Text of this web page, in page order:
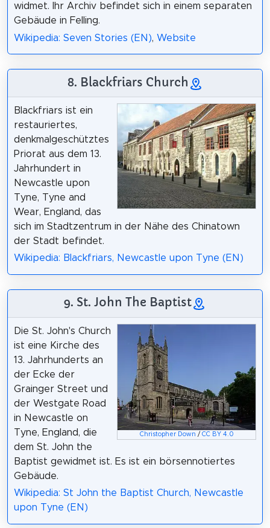
widmet. Ihr Archiv befindet sich in einem separaten
Gebäude in Felling.
Wikipedia: Seven Stories (EN), Website
8. Blackfriars Church
Blackfriars ist ein
restauriertes,
denkmalgeschütztes
Priorat aus dem 13.
Jahrhundert in
Newcastle upon
Tyne, Tyne and
Wear, England, das
sich im Stadtzentrum in der Nähe des Chinatown
der Stadt befindet.
Wikipedia: Blackfriars, Newcastle upon Tyne (EN)
9. St. John The Baptist
Christopher Down / CC BY 4.0
Die St. John's Church
ist eine Kirche des
13. Jahrhunderts an
der Ecke der
Grainger Street und
der Westgate Road
in Newcastle on
Tyne, England, die
dem St. John the
Baptist gewidmet ist. Es ist ein börsennotiertes
Gebäude.
Wikipedia: St John the Baptist Church, Newcastle
upon Tyne (EN)